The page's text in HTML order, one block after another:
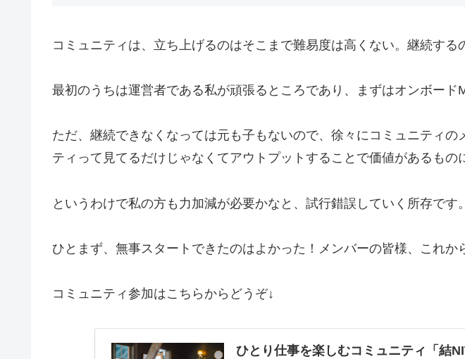
コミュニティは、立ち上げるのはそこまで難易度は高くない。継続する
最初のうちは運営者である私が頑張るところであり、まずはオンボー
ただ、継続できなくなっては元も子もないので、徐々にコミュニティ
ティって見てるだけじゃなくてアウトプットすることで価値があるもの
というわけで私の方も力加減が必要かなと、試行錯誤していく所存です。
ひとまず、無事スタートできたのはよかった！メンバーの皆様、これか
コミュニティ参加はこちらからどうぞ↓
ひとり仕事を楽しむコミュニティ「結